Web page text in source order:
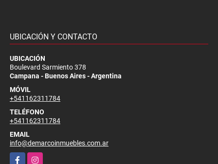
UBICACIÓN Y CONTACTO
UBICACIÓN
Boulevard Sarmiento 378
Campana - Buenos Aires - Argentina
MÓVIL
+541162311784
TELÉFONO
+541162311784
EMAIL
info@demarcoinmuebles.com.ar
FacebookInstagram